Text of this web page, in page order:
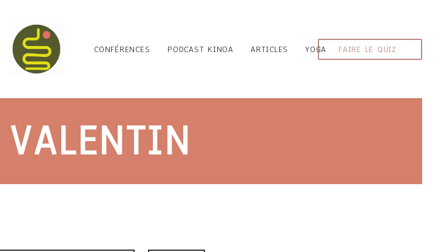
FAIRE LE QUIZ
CONFÉRENCES PODCAST KINOA ARTICLES YOGA